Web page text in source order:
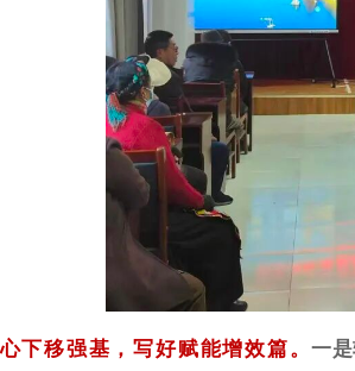
下移强基，写好赋能增效篇。一